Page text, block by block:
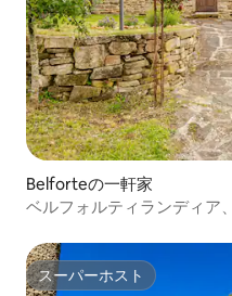
Belforteの一軒家
ベルフォルティランディア
スーパーホスト
スーパーホスト